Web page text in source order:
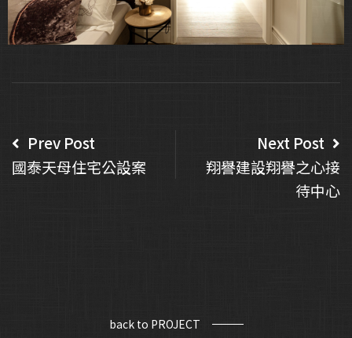
Prev Post
國泰天母住宅公設案
Next Post
翔譽建設翔譽之心接
待中心
back to PROJECT